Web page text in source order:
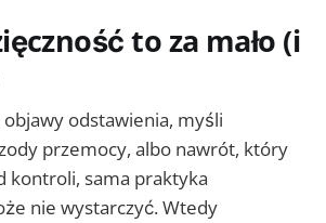
to za mało (i
objawy odstawienia, myśli
przemocy, albo nawrót, który
kontroli, sama praktyka
nie wystarczyć. Wtedy